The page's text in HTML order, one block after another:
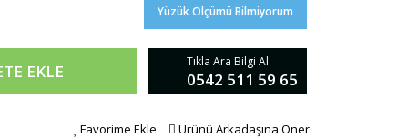
Yüzük Ölçümü Bilmiyorum
EKLE Tıkla Ara Bilgi Al
0542 511 59 65
Favorime Ekle Ürünü Arkadaşına Öner